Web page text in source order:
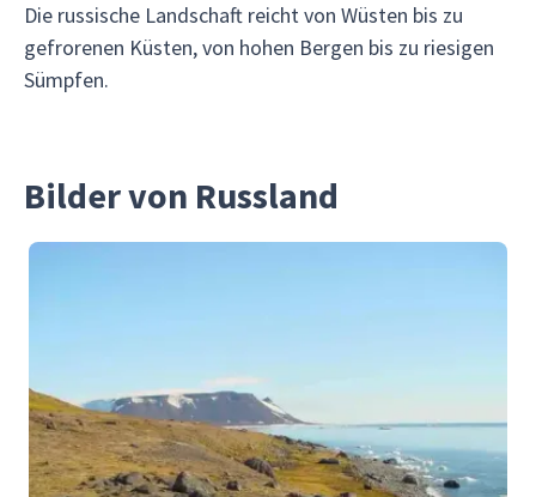
Die russische Landschaft reicht von Wüsten bis zu
gefrorenen Küsten, von hohen Bergen bis zu riesigen
Sümpfen.
Bilder von Russland